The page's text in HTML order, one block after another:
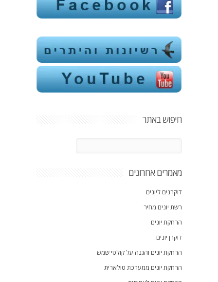
חיפוש באתר
מאמרים אחרונים
דוקרנים ליונים
רשת יונים מחיר
הרחקת יונים
דוקרן יונים
הרחקת יונים והגנה על קולטי שמש
הרחקת יונים ממערכת סולארית